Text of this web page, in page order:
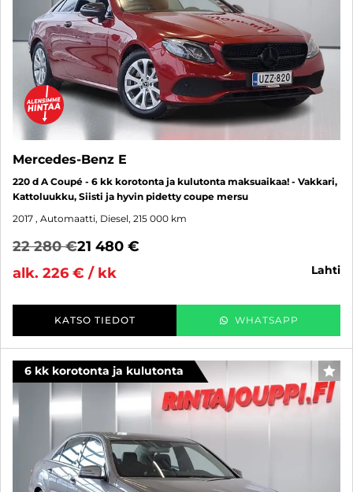
Mercedes-Benz E
220 d A Coupé - 6 kk korotonta ja kulutonta maksuaikaa! - Vakkari,
Kattoluukku, Siisti ja hyvin pidetty coupe mersu
2017 , Automaatti, Diesel, 215 000 km
22 280 €21 480 €
alk. 226 € / kk
lahti
KATSO TIEDOT WHATSAPP
6 kk korotonta ja kulutonta